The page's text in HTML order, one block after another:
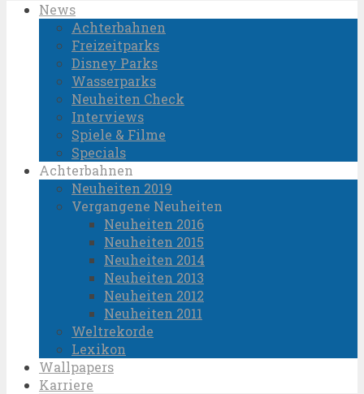
News
Achterbahnen
Freizeitparks
Disney Parks
Wasserparks
Neuheiten Check
Interviews
Spiele & Filme
Specials
Achterbahnen
Neuheiten 2019
Vergangene Neuheiten
Neuheiten 2016
Neuheiten 2015
Neuheiten 2014
Neuheiten 2013
Neuheiten 2012
Neuheiten 2011
Weltrekorde
Lexikon
Wallpapers
Karriere